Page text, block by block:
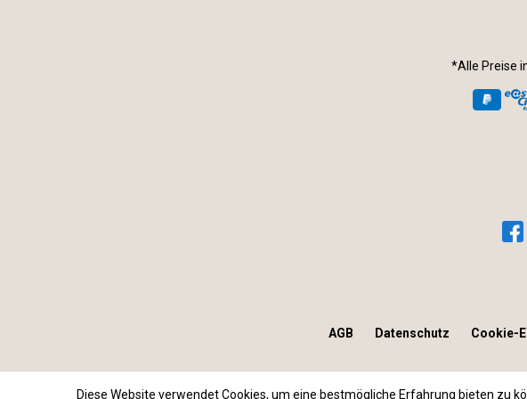
*Alle Preise
AGB
Datenschutz Cookie-
Diese Website verwendet Cookies, um eine bestmögliche Erfahrung bieten zu